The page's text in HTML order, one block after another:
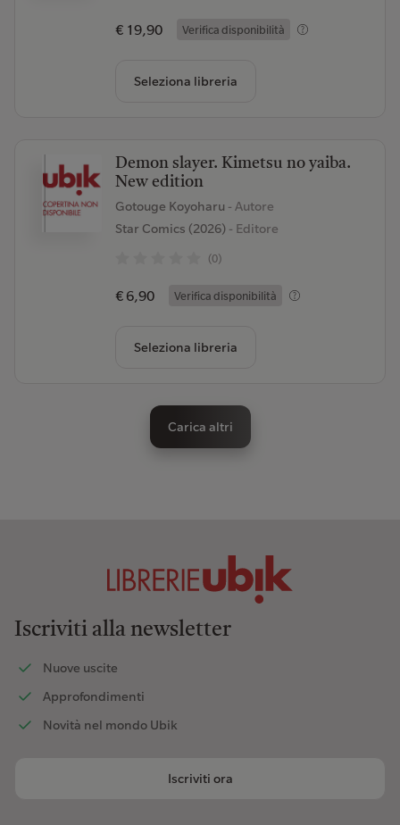
€ 19,90 Verifica disponibilità
Seleziona libreria
Demon slayer. Kimetsu no yaiba.
New edition
Gotouge Koyoharu - Autore
Star Comics (2026)- Editore
(0)
€ 6,90 Verifica disponibilità
Seleziona libreria
Carica altri
Iscriviti alla newsletter
Nuove uscite
Approfondimenti
Novità nel mondo Ubik
Iscriviti ora